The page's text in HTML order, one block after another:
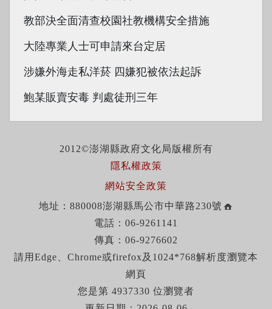
教部決全面清查校園社教機構安全措施
大陸專業人士可申請來台定居
涉嫌外海走私洋菸 四嫌犯被依法起訴
鮑某販賣安毒 判處徒刑三年
2012©澎湖縣政府文化局版權所有
隱私權政策
網站安全政策
地址：880008澎湖縣馬公市中華路230號
電話：06-9261141
傳真：06-9276602
請用Edge、Chrome或firefox及1024*768解析度瀏覽本
網頁
您是第 4937330 位瀏覽者